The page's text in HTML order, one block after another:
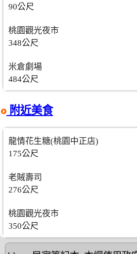
90公尺
桃園觀光夜市
348公尺
米倉劇場
484公尺
附近美食
龍情花生糖(桃園中正店)
175公尺
老賊壽司
276公尺
桃園觀光夜市
350公尺